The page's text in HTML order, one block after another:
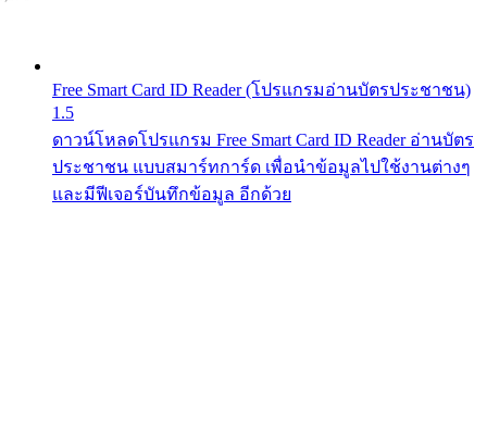
Free Smart Card ID Reader (โปรแกรมอ่านบัตรประชาชน)
1.5
ดาวน์โหลดโปรแกรม Free Smart Card ID Reader อ่านบัตร
ประชาชน แบบสมาร์ทการ์ด เพื่อนำข้อมูลไปใช้งานต่างๆ
และมีฟีเจอร์บันทึกข้อมูล อีกด้วย